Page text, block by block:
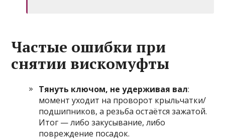
Частые ошибки при
снятии вискомуфты
Тянуть ключом, не удерживая вал:
момент уходит на проворот крыльчатки/
подшипников, а резьба остаётся зажатой.
Итог — либо закусывание, либо
повреждение посадок.